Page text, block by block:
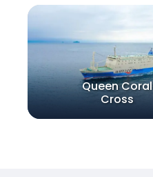
Queen Coral
Cross